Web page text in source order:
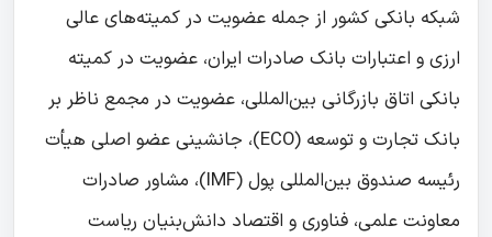
شبکه بانکی کشور از جمله عضویت در کمیته‌های عالی
ارزی و اعتبارات بانک صادرات ایران، عضویت در کمیته
بانکی اتاق بازرگانی بین‌المللی، عضویت در مجمع ناظر بر
بانک تجارت و توسعه (ECO)، جانشینی عضو اصلی هیأت
رئیسه صندوق بین‌المللی پول (IMF)، مشاور صادرات
معاونت علمی، فناوری و اقتصاد دانش‌بنیان ریاست